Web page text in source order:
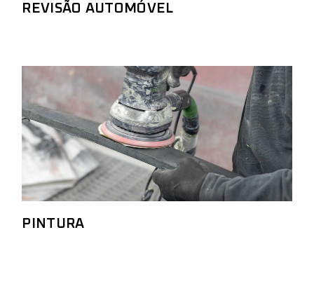
REVISÃO AUTOMÓVEL
PINTURA